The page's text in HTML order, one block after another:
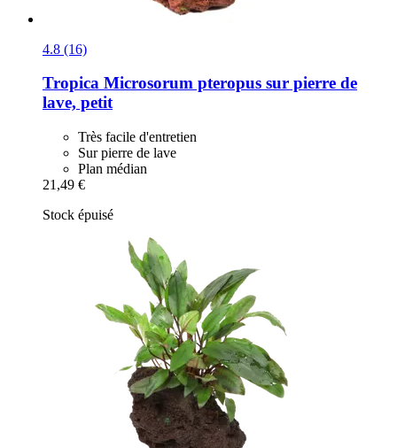
4.8 (16)
Tropica Microsorum pteropus sur pierre de
lave, petit
Très facile d'entretien
Sur pierre de lave
Plan médian
21,49 €
Stock épuisé